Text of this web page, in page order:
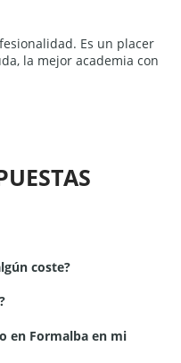
Es un placer
la mejor academia con
coste?
en Formalba en mi